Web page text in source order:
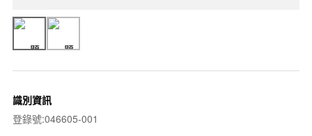
識別資訊
登錄號:046605-001